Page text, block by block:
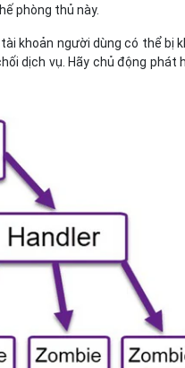
phòng thủ này.
khoản người dùng có thể bị
dịch vụ. Hãy chủ động phát